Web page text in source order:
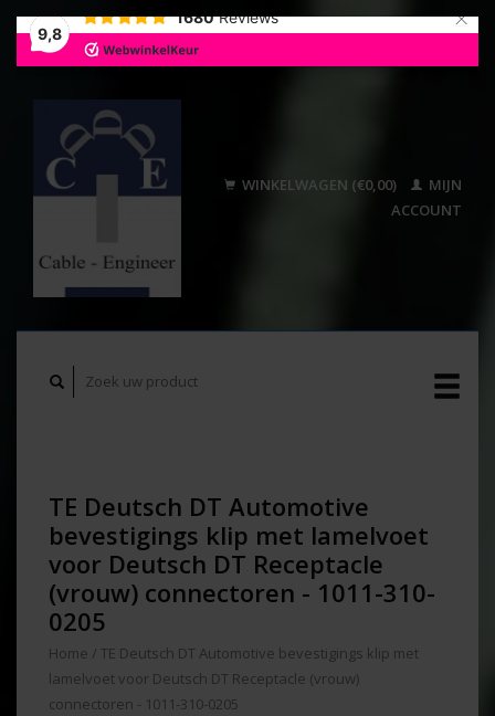
9,8
1680 Reviews ×
WINKELWAGEN (€0,00)
MIJN
ACCOUNT
TE Deutsch DT Automotive
bevestigings klip met lamelvoet
voor Deutsch DT Receptacle
(vrouw) connectoren - 1011-310-
0205
Home / TE Deutsch DT Automotive bevestigings klip met
lamelvoet voor Deutsch DT Receptacle (vrouw)
connectoren - 1011-310-0205